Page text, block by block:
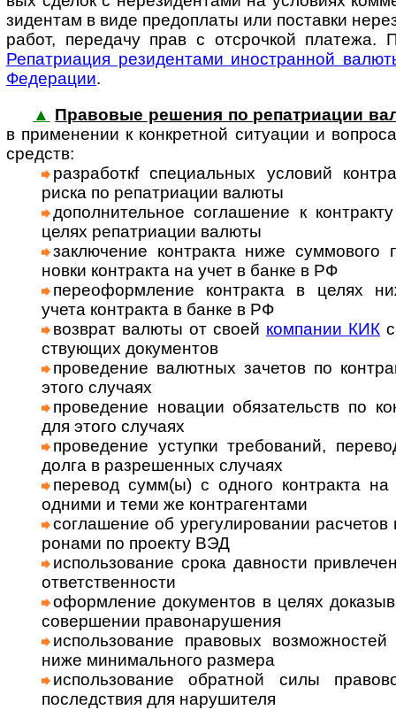
зиден­там в виде предо­платы или поста­вки
работ, пере­дачу прав с отсроч­кой пла­тежа.
Репат­риа­ция рези­ден­тами ино­ст­ран­ной
Феде­рации.
▲ Правовые решения по репатриации
в при­мене­нии к кон­к­рет­ной ситу­ации и
средств:
раз­ра­бо­ткf спе­ци­а­ль­ных ус­ло­вий
риска по репат­риа­ции валюты
допол­ни­тель­ное сог­лаше­ние к
целях репат­риа­ции валюты
заклю­чение конт­ракта ниже
новки конт­ракта на учет в банке в РФ
пере­оформ­ле­ние конт­ракта в целях
учета конт­ракта в банке в РФ
возв­рат валюты от своей ком­па­нии КИК
ству­ющих доку­мен­тов
прове­дение валют­ных заче­тов по
этого слу­чаях
прове­дение новации обязательств по
для этого слу­чаях
прове­дение уступки требований,
долга в раз­ре­шен­ных слу­чаях
перевод сумм(ы) с одного контракта на
одними и теми же контр­агентами
соглашение об урегулировании
ро­нами по про­екту ВЭД
использование срока дав­но­сти
ответ­ст­вен­но­сти
оформ­ле­ние доку­мен­тов в целях
совер­ше­нии право­нару­ше­ния
исполь­зо­ва­ние пра­во­вых
ниже мини­маль­ного раз­мера
исполь­зова­ние обрат­ной силы
послед­ствия для нару­ши­теля